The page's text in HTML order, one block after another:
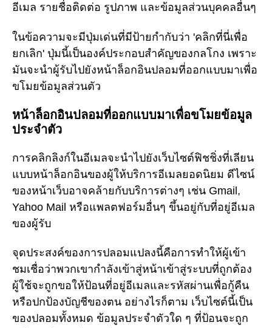
อีเมล รายชื่อติดต่อ รูปภาพ และข้อมูลส่วนบุคคลอื่นๆ
ในข้อความจะมีปุ่มเด่นที่มีป้ายกำกับว่า 'คลิกที่นี่เพื่อ
ยกเลิก' ปุ่มนี้เป็นองค์ประกอบสำคัญของกลโกง เพราะ
มันจะนำผู้รับไปยังหน้าล็อกอินปลอมที่ออกแบบมาเพื่อ
ขโมยข้อมูลส่วนตัว
หน้าล็อกอินปลอมที่ออกแบบมาเพื่อขโมยข้อมูล
ประจำตัว
การคลิกลิงก์ในอีเมลจะนำไปยังเว็บไซต์ฟิชชิ่งที่เลียน
แบบหน้าล็อกอินของผู้ให้บริการอีเมลยอดนิยม ดีไซน์
ของหน้าเว็บอาจคล้ายกับบริการต่างๆ เช่น Gmail,
Yahoo Mail หรือแพลตฟอร์มอื่นๆ ขึ้นอยู่กับที่อยู่อีเมล
ของผู้รับ
จุดประสงค์ของการปลอมแปลงนี้คือการทำให้ผู้เข้า
ชมเชื่อว่าพวกเขากำลังเข้าสู่หน้าเข้าสู่ระบบที่ถูกต้อง
ผู้ใช้จะถูกขอให้ป้อนที่อยู่อีเมลและรหัสผ่านเพื่อกู้คืน
หรือปกป้องบัญชีของตน อย่างไรก็ตาม เว็บไซต์นี้เป็น
ของปลอมทั้งหมด ข้อมูลประจำตัวใด ๆ ที่ป้อนจะถูก